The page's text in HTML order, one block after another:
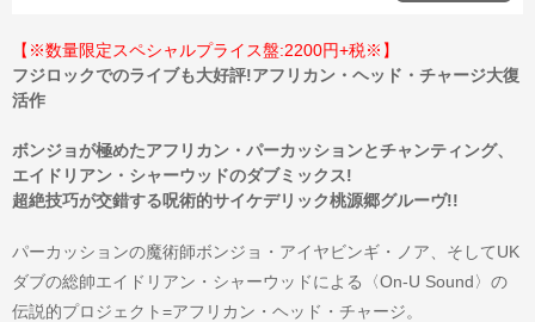
【※数量限定スペシャルプライス盤:2200円+税※】
フジロックでのライブも大好評!アフリカン・ヘッド・チャージ大復
活作
ボンジョが極めたアフリカン・パーカッションとチャンティング、
エイドリアン・シャーウッドのダブミックス!
超絶技巧が交錯する呪術的サイケデリック桃源郷グルーヴ!!
パーカッションの魔術師ボンジョ・アイヤビンギ・ノア、そしてUK
ダブの総帥エイドリアン・シャーウッドによる〈On-U Sound〉の
伝説的プロジェクト=アフリカン・ヘッド・チャージ。